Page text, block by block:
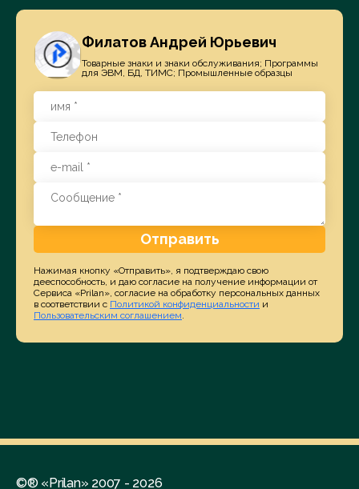
Филатов Андрей Юрьевич
Товарные знаки и знаки обслуживания; Программы
для ЭВМ, БД, ТИМС; Промышленные образцы
Отправить
Нажимая кнопку «Отправить», я подтверждаю свою
дееспособность, и даю согласие на получение информации от
Сервиса «Prilan», согласие на обработку персональных данных
в соответствии с Политикой конфиденциальности и
Пользовательским соглашением.
©® «Prilan» 2007 - 2026